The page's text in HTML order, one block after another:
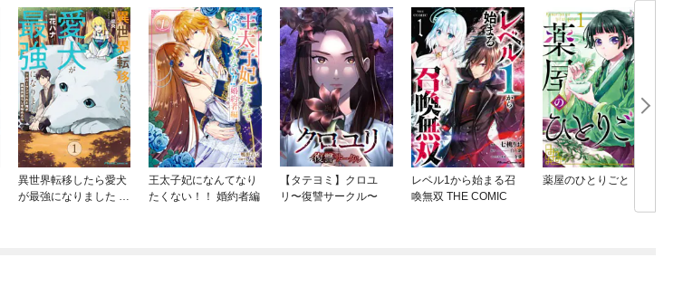
異世界転移したら愛犬
が最強になりました ～
王太子妃になんてなり
たくない！！ 婚約者編
【タテヨミ】クロユ
リ〜復讐サークル〜
レベル1から始まる召
喚無双 THE COMIC
薬屋のひとりごと